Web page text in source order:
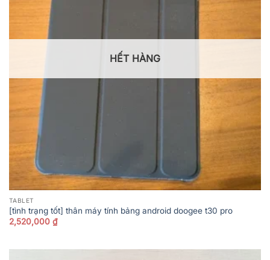
HẾT HÀNG
TABLET
[tình trạng tốt] thân máy tính bảng android doogee t30 pro
2,520,000 ₫